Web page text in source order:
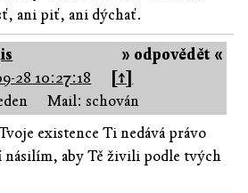
ani piť, ani dýchať.
» odpovědět «
28 10:27:18
[↑]
Mail: schován
existence Ti nedává právo
aby Tě živili podle tvých